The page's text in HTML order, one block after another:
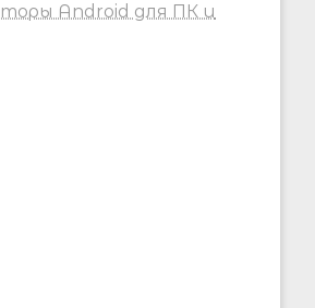
Android для ПК и